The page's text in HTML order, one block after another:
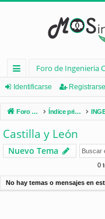
nl
ac
es
rá
pi
d
Foro de Ingenieria
Identificarse Registrarse
Foro de Ingenieria Civil & Arquitectura Índice principal
Castilla y León
Nuevo Tema
0
No hay temas o mensajes en